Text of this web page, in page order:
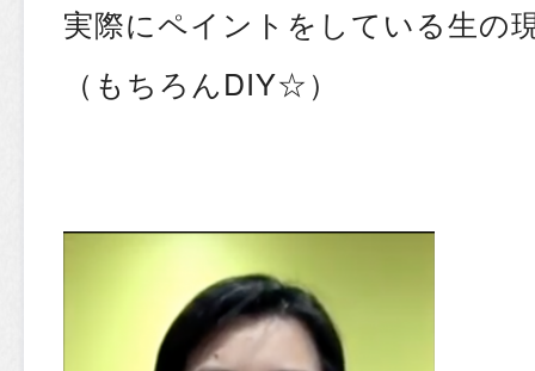
実際にペイントをしている生の
（もちろんDIY☆）